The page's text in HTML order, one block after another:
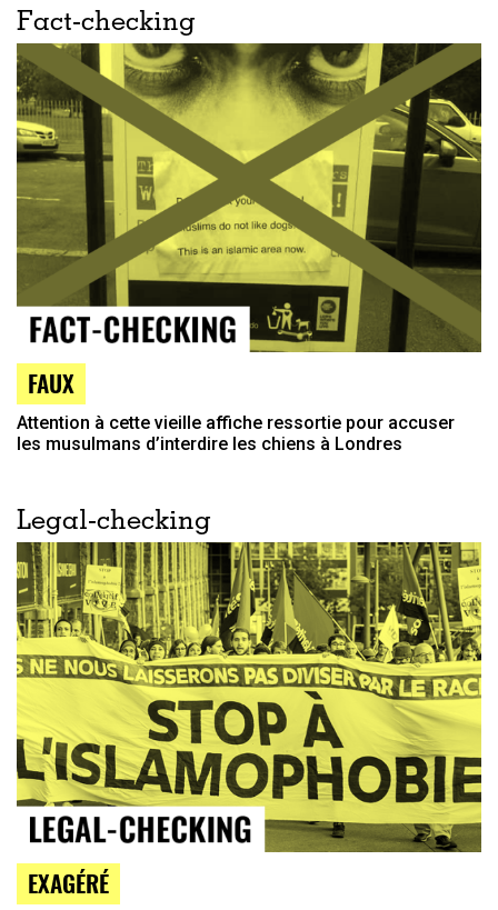
Fact-checking
FAUX
Attention à cette vieille affiche ressortie pour accuser
les musulmans d’interdire les chiens à Londres
Legal-checking
EXAGÉRÉ